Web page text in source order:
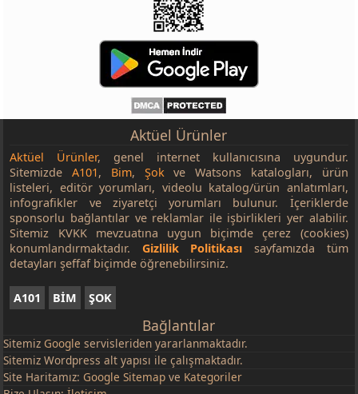
Aktüel Ürünler
Aktüel Ürünler, genel internet kullanıcısına uygundur.
SitemizdeA101, Bim, Şokve Watsons katalogları, ürün
listeleri, editör yorumları, videolu katalog/ürün anlatımları,
infografikler ve ziyaretçi yorumları bulunur. İçeriklerde
sponsorlu bağlantılar ve reklamlar ile işbirlikleri yer alabilir.
Sitemiz KVKK mevzuatına uygun biçimde çerez (cookies)
konumlandırmaktadır. Gizlilik Politikası sayfamızda tüm
detayları şeffaf biçimde öğrenebilirsiniz.
A101 BİM ŞOK
Bağlantılar
Sitemiz Google servisleriden yararlanmaktadır.
Sitemiz Wordpress alt yapısı ile çalışmaktadır.
Site Haritamız: Google Sitemap ve Kategoriler